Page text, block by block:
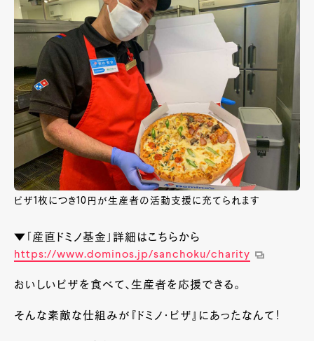
ピザ1枚につき10円が生産者の活動支援に充てられます
▼「産直ドミノ基金」詳細はこちらから
https://www.dominos.jp/sanchoku/charity
おいしいピザを食べて、生産者を応援できる。
そんな素敵な仕組みが『ドミノ・ピザ』にあったなんて！